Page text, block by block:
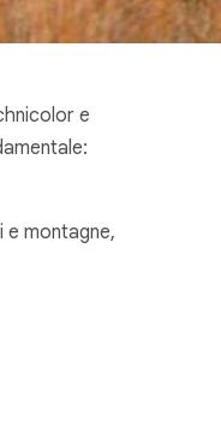
e
e montagne,